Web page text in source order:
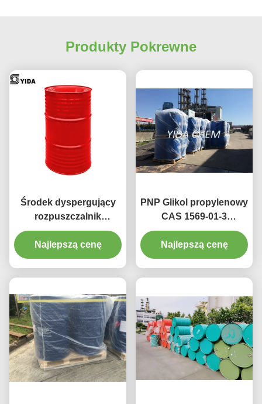
Produkty Pokrewne
Środek dyspergujący
rozpuszczalnik
pestycydowy
Rozcieńczający glikol
propylenowy Propyl
Najlepszą cenę
PNP Glikol propylenowy
CAS 1569-01-3
Chemiczny środek
pomocniczy
Najlepszą cenę